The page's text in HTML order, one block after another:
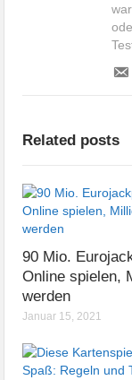
Related posts
90 Mio.
Online spielen,
werden
Januar 15, 2021